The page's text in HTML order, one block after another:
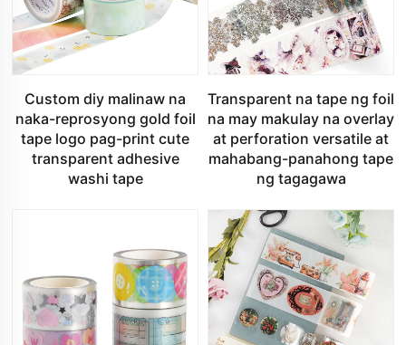
Custom diy malinaw na
naka-reprosyong gold foil
tape logo pag-print cute
transparent adhesive
washi tape
Transparent na tape ng foil
na may makulay na overlay
at perforation versatile at
mahabang-panahong tape
ng tagagawa